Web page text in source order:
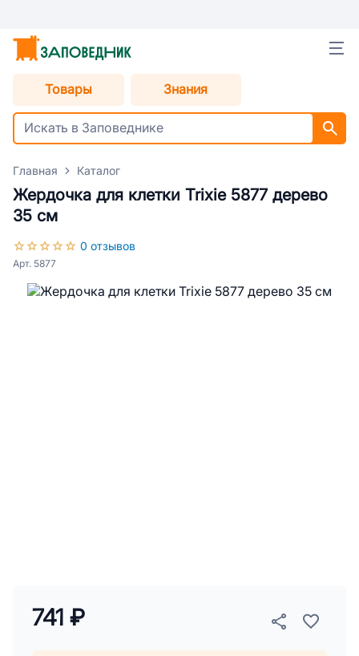
Товары Знания
Главная Каталог
Жердочка для клетки Trixie 5877 дерево
35 см
0 отзывов
Арт. 5877
741 ₽